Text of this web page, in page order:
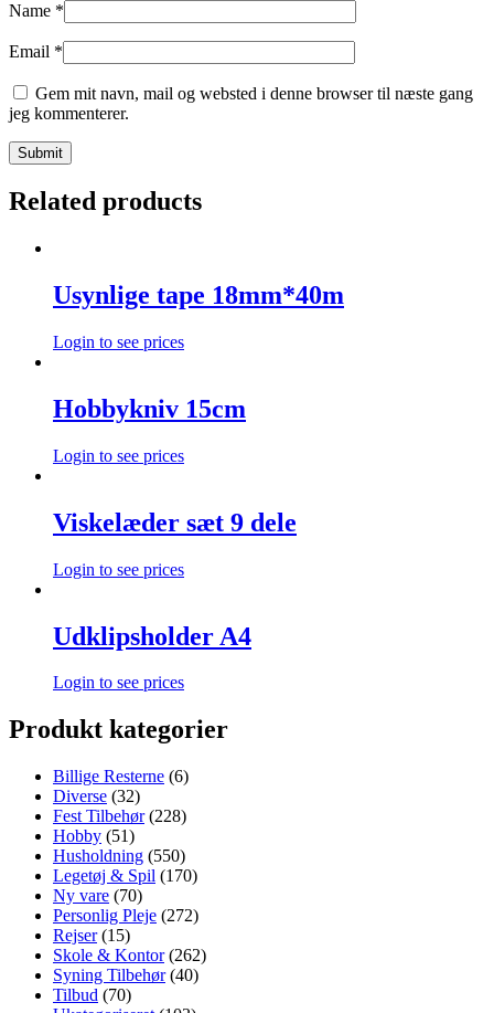
Name *
Email *
Gem mit navn, mail og websted i denne browser til næste gang
jeg kommenterer.
Related products
Usynlige tape 18mm*40m
Login to see prices
Hobbykniv 15cm
Login to see prices
Viskelæder sæt 9 dele
Login to see prices
Udklipsholder A4
Login to see prices
Produkt kategorier
Billige Resterne (6)
Diverse (32)
Fest Tilbehør (228)
Hobby (51)
Husholdning (550)
Legetøj & Spil (170)
Ny vare (70)
Personlig Pleje (272)
Rejser (15)
Skole & Kontor (262)
Syning Tilbehør (40)
Tilbud (70)